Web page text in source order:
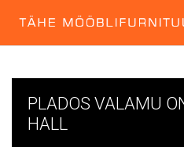
PLADOS VALAMU
HALL